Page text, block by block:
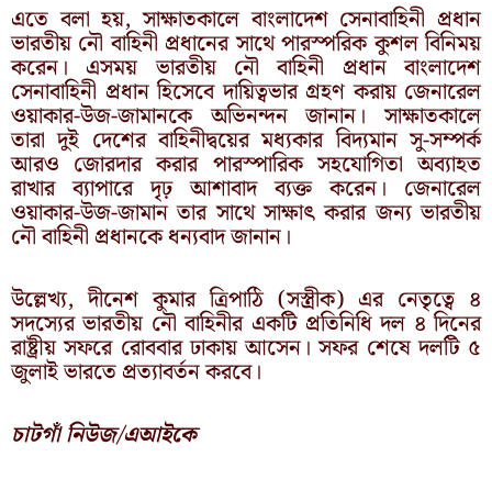
এতে বলা হয়, সাক্ষাতকালে বাংলাদেশ সেনাবাহিনী প্রধান
ভারতীয় নৌ বাহিনী প্রধানের সাথে পারস্পরিক কুশল বিনিময়
করেন। এসময় ভারতীয় নৌ বাহিনী প্রধান বাংলাদেশ
সেনাবাহিনী প্রধান হিসেবে দায়িত্বভার গ্রহণ করায় জেনারেল
ওয়াকার-উজ-জামানকে অভিনন্দন জানান। সাক্ষাতকালে
তারা দুই দেশের বাহিনীদ্বয়ের মধ্যকার বিদ্যমান সু-সম্পর্ক
আরও জোরদার করার পারস্পারিক সহযোগিতা অব্যাহত
রাখার ব্যাপারে দৃঢ় আশাবাদ ব্যক্ত করেন। জেনারেল
ওয়াকার-উজ-জামান তার সাথে সাক্ষাৎ করার জন্য ভারতীয়
নৌ বাহিনী প্রধানকে ধন্যবাদ জানান।
উল্লেখ্য, দীনেশ কুমার ত্রিপাঠি (সস্ত্রীক) এর নেতৃত্বে ৪
সদস্যের ভারতীয় নৌ বাহিনীর একটি প্রতিনিধি দল ৪ দিনের
রাষ্ট্রীয় সফরে রোববার ঢাকায় আসেন। সফর শেষে দলটি ৫
জুলাই ভারতে প্রত্যাবর্তন করবে।
চাটগাঁ নিউজ/এআইকে